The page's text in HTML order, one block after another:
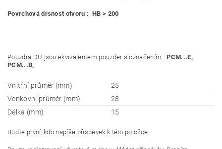
Povrchová drsnost otvoru : HB > 200
Pouzdra DU jsou ekvivalentem pouzder s označením :PCM...E,
PCM...B,
Vnitřní průměr (mm)
25
Venkovní průměr (mm)
28
Délka (mm)
15
Buďte první, kdo napíše příspěvek k této položce.